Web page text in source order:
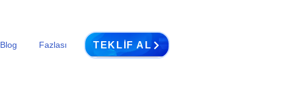
TEKLIF AL
Blog Fazlası